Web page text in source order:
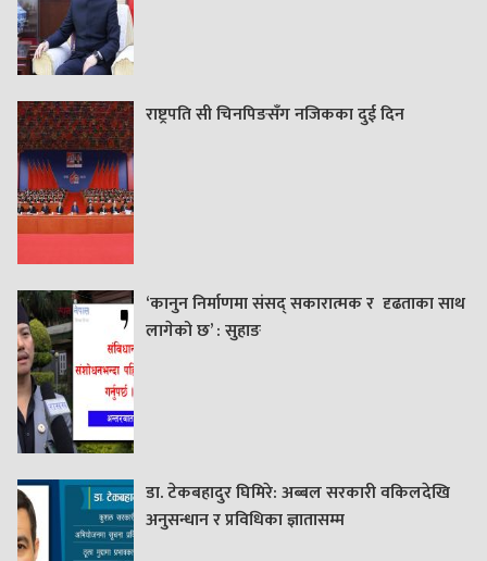
राष्ट्रपति सी चिनपिङसँग नजिकका दुई दिन
‘कानुन निर्माणमा संसद् सकारात्मक र दृढताका साथ
लागेको छ’ : सुहाङ
डा. टेकबहादुर घिमिरे: अब्बल सरकारी वकिलदेखि
अनुसन्धान र प्रविधिका ज्ञातासम्म